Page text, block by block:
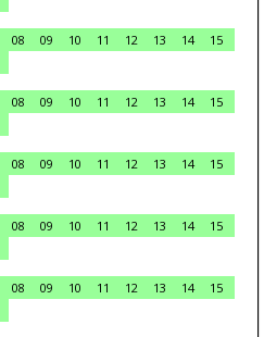
08 09 10 11 12 13 14
15
08 09 10 11 12 13 14
15
08 09 10 11 12 13 14
15
08 09 10 11 12 13 14
15
08 09 10 11 12 13 14
15